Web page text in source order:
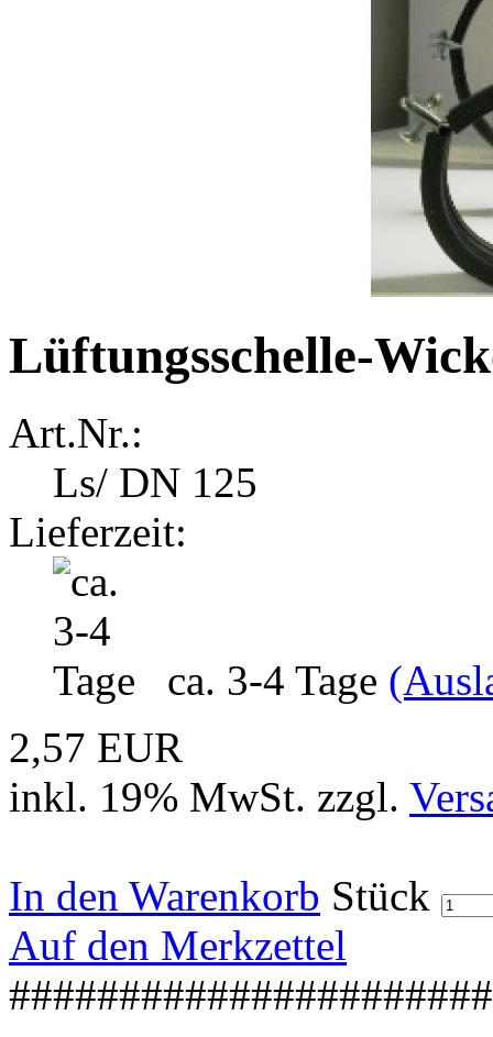
Lüftungsschelle-
Art.Nr.:
Ls/ DN 125
Lieferzeit:
ca. 3-4 Tage
2,57 EUR
inkl. 19% MwSt. zzgl.
In den Warenkorb Stück
Auf den Merkzettel